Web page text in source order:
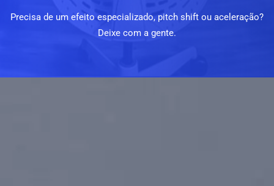
Precisa de um efeito especializado, pitch shift ou aceleração?
Deixe com a gente.